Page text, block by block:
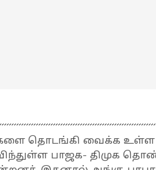
தொடங்கி வைக்க உள்ள
பாஜக- திமுக